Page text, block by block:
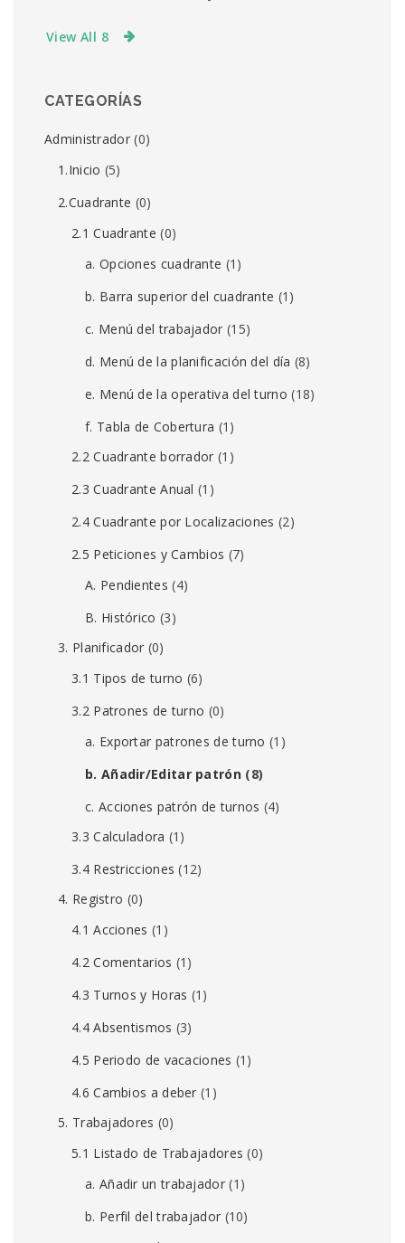
View All 8
CATEGORÍAS
Administrador(0)
1.Inicio (5)
2.Cuadrante (0)
2.1 Cuadrante (0)
a. Opciones cuadrante (1)
b. Barra superior del cuadrante (1)
c. Menú del trabajador (15)
d. Menú de la planificación del día (8)
e. Menú de la operativa del turno (18)
f. Tabla de Cobertura (1)
2.2 Cuadrante borrador (1)
2.3 Cuadrante Anual (1)
2.4 Cuadrante por Localizaciones (2)
2.5 Peticiones y Cambios (7)
A. Pendientes (4)
B. Histórico (3)
3. Planificador (0)
3.1 Tipos de turno (6)
3.2 Patrones de turno (0)
a. Exportar patrones de turno (1)
b. Añadir/Editar patrón(8)
c. Acciones patrón de turnos (4)
3.3 Calculadora (1)
3.4 Restricciones (12)
4. Registro (0)
4.1 Acciones (1)
4.2 Comentarios (1)
4.3 Turnos y Horas (1)
4.4 Absentismos (3)
4.5 Periodo de vacaciones (1)
4.6 Cambios a deber (1)
5. Trabajadores (0)
5.1 Listado de Trabajadores (0)
a. Añadir un trabajador(1)
b. Perfil del trabajador (10)